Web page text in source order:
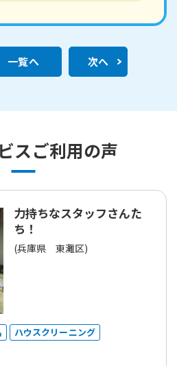
一覧へ 次へ
スご利用の声
力持ちなスタッフさんた
ち！
(兵庫県 東灘区)
ハウスクリーニング